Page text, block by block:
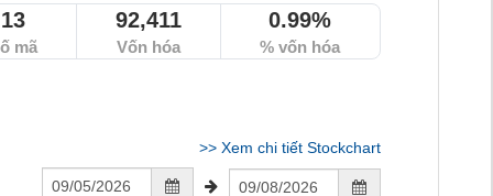
13
mã
92,411
Vốn hóa
0.99%
% vốn hóa
>> Xem chi tiết Stockchart